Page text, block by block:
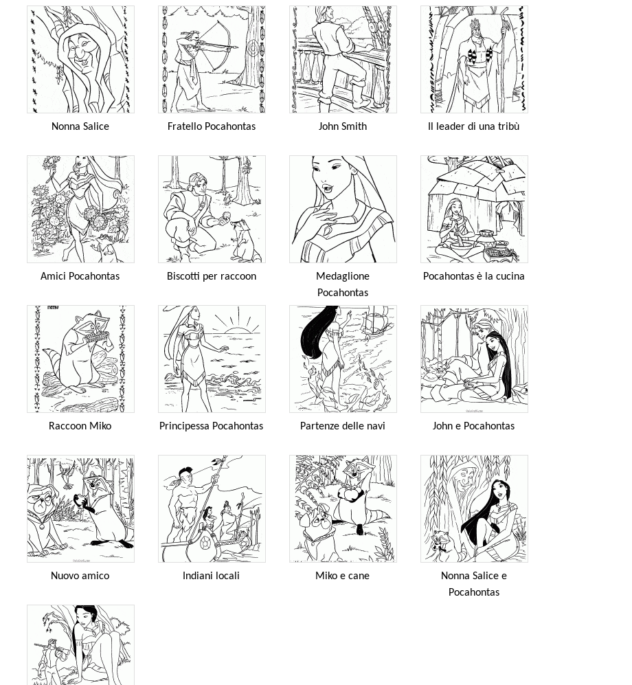
Nonna Salice Fratello Pocahontas John Smith Il leader di una tribù
Amici Pocahontas Biscotti per raccoon
Medaglione
Pocahontas
Pocahontas è la cucina
Raccoon Miko Principessa Pocahontas Partenze delle navi John e Pocahontas
Nuovo amico Indiani locali Miko e cane
Nonna Salice e
Pocahontas